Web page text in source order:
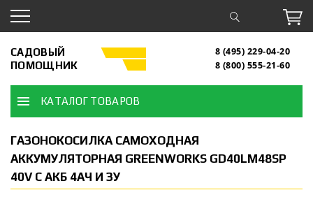
САДОВЫЙ
ПОМОЩНИК
8 (495) 229-04-20
8 (800) 555-21-60
КАТАЛОГ ТОВАРОВ
ГАЗОНОКОСИЛКА САМОХОДНАЯ
АККУМУЛЯТОРНАЯ GREENWORKS GD40LM48SP
40V С АКБ 4АЧ И ЗУ